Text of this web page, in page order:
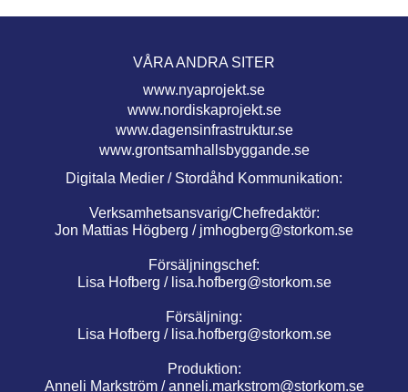
VÅRA ANDRA SITER
www.nyaprojekt.se
www.nordiskaprojekt.se
www.dagensinfrastruktur.se
www.grontsamhallsbyggande.se
Digitala Medier / Stordåhd Kommunikation:
Verksamhetsansvarig/Chefredaktör:
Jon Mattias Högberg / jmhogberg@storkom.se
Försäljningschef:
Lisa Hofberg / lisa.hofberg@storkom.se
Försäljning:
Lisa Hofberg / lisa.hofberg@storkom.se
Produktion:
Anneli Markström /anneli.markstrom@storkom.se